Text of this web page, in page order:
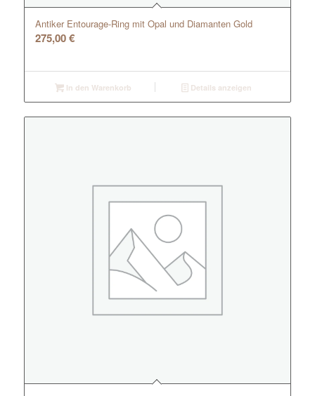
Antiker Entourage-Ring mit Opal und Diamanten Gold
275,00€
In den Warenkorb Details anzeigen